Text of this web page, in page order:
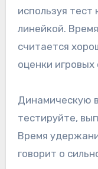
используя
линейкой.
считается
оценки игровых
Динамическую
тестируйте,
Время
говорит о